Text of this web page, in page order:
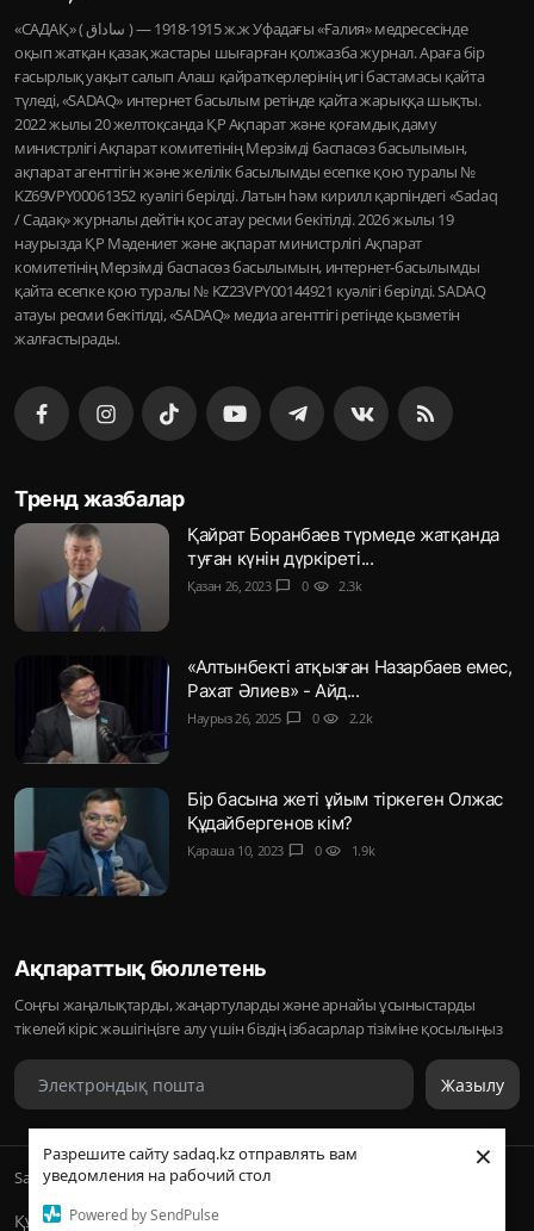
Разрешите сайту sadaq.kz отправлять вам
уведомления на рабочий стол
Powered by SendPulse
×
«САДАҚ» ( ساداق ) — 1915-1918 ж.ж Уфадағы «Ғалия» медресесінде
оқып жатқан қазақ жастары шығарған қолжазба журнал. Араға бір
ғасырлық уақыт салып Алаш қайраткерлерінің игі бастамасы қайта
түледі, «SADAQ» интернет басылым ретінде қайта жарыққа шықты.
2022 жылы 20 желтоқсанда ҚР Ақпарат және қоғамдық даму
министрлігі Ақпарат комитетінің Мерзімді баспасөз басылымын,
ақпарат агенттігін және желілік басылымды есепке қою туралы №
KZ69VPY00061352 куәлігі берілді. Латын һәм кирилл қарпіндегі «Sadaq
/ Садақ» журналы дейтін қос атау ресми бекітілді. 2026 жылы 19
наурызда ҚР Мәдениет және ақпарат министрлігі Ақпарат
комитетінің Мерзімді баспасөз басылымын, интернет-басылымды
қайта есепке қою туралы № KZ23VPY00144921 куәлігі берілді. SADAQ
атауы ресми бекітілді, «SADAQ» медиа агенттігі ретінде қызметін
жалғастырады.
Тренд жазбалар
Қайрат Боранбаев түрмеде жатқанда
туған күнін дүркіреті...
Қазан 26, 2023 chat_bubble 0 visibility 2.3k
«Алтынбекті атқызған Назарбаев емес,
Рахат Әлиев» - Айд...
Наурыз 26, 2025 chat_bubble 0 visibility 2.2k
Бір басына жеті ұйым тіркеген Олжас
Құдайбергенов кім?
Қараша 10, 2023 chat_bubble 0 visibility 1.9k
Ақпараттық бюллетень
Соңғы жаңалықтарды, жаңартуларды және арнайы ұсыныстарды
тікелей кіріс жәшігіңізге алу үшін біздің ізбасарлар тізіміне қосылыңыз
Жазылу
Sadaq © 2026, Inc. | ᛢᚣᚦᚣᛟ | Барлық құқықтары қорғалған
Құпиялылық саясаты